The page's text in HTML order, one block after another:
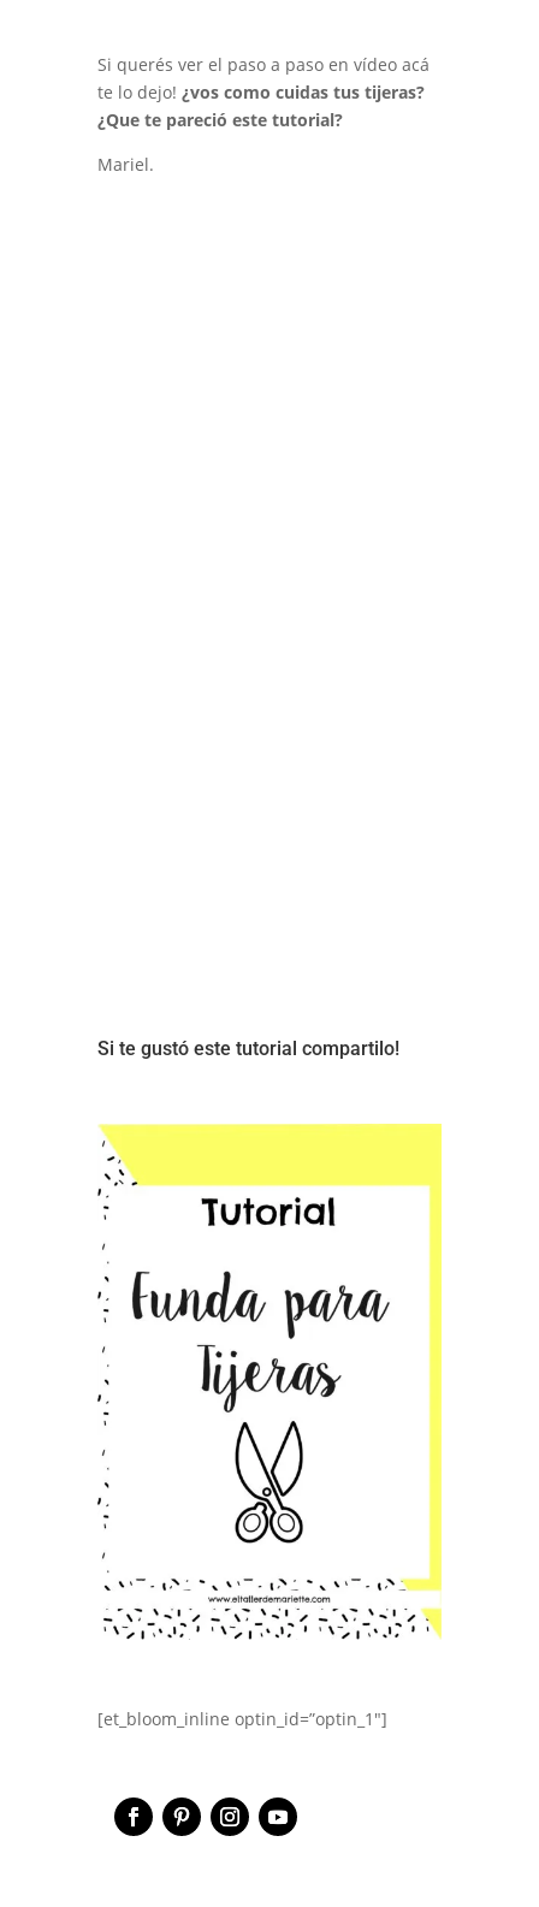
Si querés ver el paso a paso en vídeo acá
te lo dejo! ¿vos como cuidas tus tijeras?
¿Que te pareció este tutorial?
Mariel.
Si te gustó este tutorial compartilo!
[et_bloom_inline optin_id=”optin_1″]